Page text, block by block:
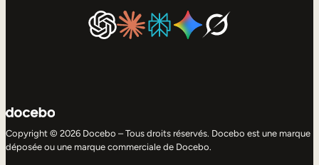
Copyright © 2026 Docebo – Tous droits réservés. Docebo est une marque
déposée ou une marque commerciale de Docebo.